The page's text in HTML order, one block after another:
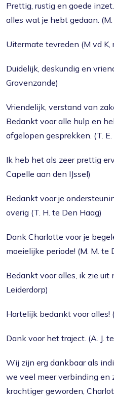
Prettig, rustig en goede
alles wat je hebt gedaan.
Uitermate tevreden (M vd K,
Duidelijk, deskundig en
Gravenzande)
Vriendelijk, verstand van
Bedankt voor alle hulp en
afgelopen gesprekken. (T.
Ik heb het als zeer prettig
Capelle aan den IJssel)
Bedankt voor je
overig (T. H. te Den Haag)
Dank Charlotte voor je
moeielijke periode! (M. M. te
Bedankt voor alles, ik zie uit
Leiderdorp)
Hartelijk bedankt voor alles!
Dank voor het traject. (A. J.
Wij zijn erg dankbaar als
we veel meer verbinding en
krachtiger geworden,